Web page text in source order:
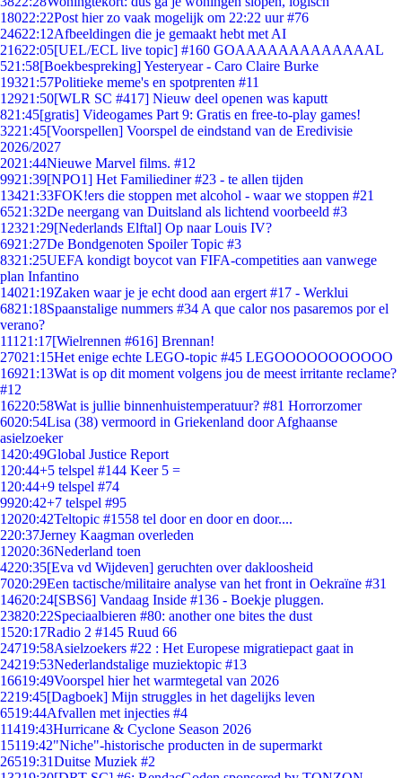
18022:22Post hier zo vaak mogelijk om 22:22 uur #76
24622:12Afbeeldingen die je gemaakt hebt met AI
21622:05[UEL/ECL live topic] #160 GOAAAAAAAAAAAAAL
521:58[Boekbespreking] Yesteryear - Caro Claire Burke
19321:57Politieke meme's en spotprenten #11
12921:50[WLR SC #417] Nieuw deel openen was kaputt
821:45[gratis] Videogames Part 9: Gratis en free-to-play games!
3221:45[Voorspellen] Voorspel de eindstand van de Eredivisie
2026/2027
2021:44Nieuwe Marvel films. #12
9921:39[NPO1] Het Familiediner #23 - te allen tijden
13421:33FOK!ers die stoppen met alcohol - waar we stoppen #21
6521:32De neergang van Duitsland als lichtend voorbeeld #3
12321:29[Nederlands Elftal] Op naar Louis IV?
6921:27De Bondgenoten Spoiler Topic #3
8321:25UEFA kondigt boycot van FIFA-competities aan vanwege
plan Infantino
14021:19Zaken waar je je echt dood aan ergert #17 - Werklui
6821:18Spaanstalige nummers #34 A que calor nos pasaremos por el
verano?
111 21:17[Wielrennen #616] Brennan!
27021:15Het enige echte LEGO-topic #45 LEGOOOOOOOOOOO
16921:13Wat is op dit moment volgens jou de meest irritante reclame?
#12
16220:58Wat is jullie binnenhuistemperatuur? #81 Horrorzomer
6020:54Lisa (38) vermoord in Griekenland door Afghaanse
asielzoeker
1420:49Global Justice Report
1 20:44+5 telspel #144 Keer 5 =
1 20:44+9 telspel #74
9920:42+7 telspel #95
12020:42Teltopic #1558 tel door en door en door....
220:37Jerney Kaagman overleden
12020:36Nederland toen
4220:35[Eva vd Wijdeven] geruchten over dakloosheid
7020:29Een tactische/militaire analyse van het front in Oekraïne #31
14620:24[SBS6] Vandaag Inside #136 - Boekje pluggen.
23820:22Speciaalbieren #80: another one bites the dust
1520:17Radio 2 #145 Ruud 66
24719:58Asielzoekers #22 : Het Europese migratiepact gaat in
24219:53Nederlandstalige muziektopic #13
16619:49Voorspel hier het warmtegetal van 2026
2219:45[Dagboek] Mijn struggles in het dagelijks leven
6519:44Afvallen met injecties #4
11419:43Hurricane & Cyclone Season 2026
15119:42"Niche"-historische producten in de supermarkt
26519:31Duitse Muziek #2